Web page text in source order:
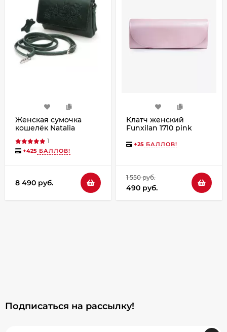
Женская сумочка
кошелёк Natalia
Растение зеленая
1
+425 БАЛЛОВ!
8 490 руб.
Клатч женский
Funxilan 1710 pink
+25 БАЛЛОВ!
1 550 руб.
490 руб.
Подписаться на рассылкy!